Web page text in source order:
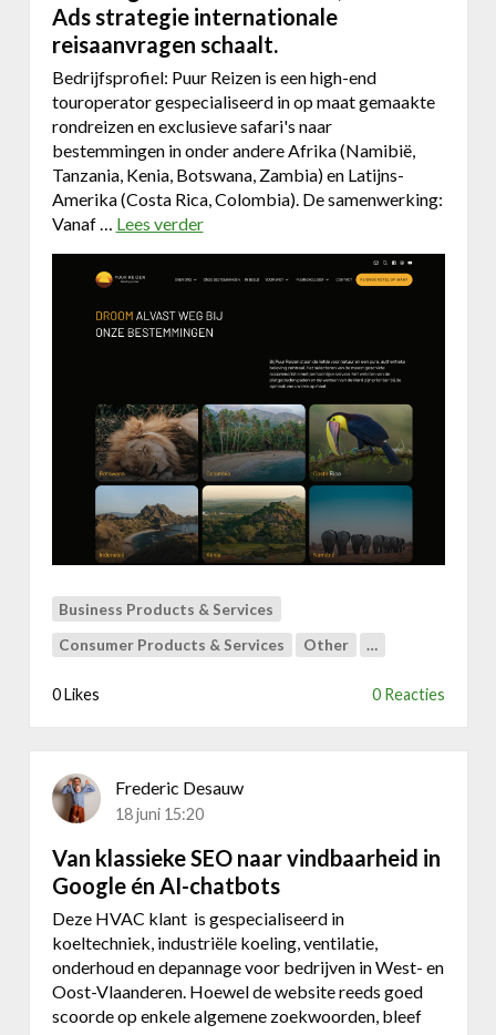
Ads strategie internationale
reisaanvragen schaalt.
Bedrijfsprofiel: Puur Reizen is een high-end
touroperator gespecialiseerd in op maat gemaakte
rondreizen en exclusieve safari's naar
bestemmingen in onder andere Afrika (Namibië,
Tanzania, Kenia, Botswana, Zambia) en Latijns-
Amerika (Costa Rica, Colombia). De samenwerking:
Vanaf … Lees verdero
W
e
r
o
c
a
s
e
t
u
d
e
P
u
r
e
i
z
e
n
Business Products & Services
Consumer Products & Services Other …
0 Likes 0 Reacties
Frederic Desauw
18 juni 15:20
Van klassieke SEO naar vindbaarheid in
Google én AI-chatbots
Deze HVAC klant is gespecialiseerd in
koeltechniek, industriële koeling, ventilatie,
onderhoud en depannage voor bedrijven in West- en
Oost-Vlaanderen. Hoewel de website reeds goed
scoorde op enkele algemene zoekwoorden, bleef